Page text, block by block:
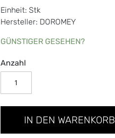
Einheit: Stk
Hersteller: DOROMEY
GÜNSTIGER GESEHEN?
Anzahl
IN DEN WARENKORB